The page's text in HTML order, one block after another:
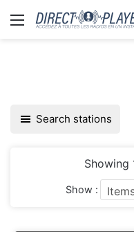
Menu
Search stations
Showing
Show :